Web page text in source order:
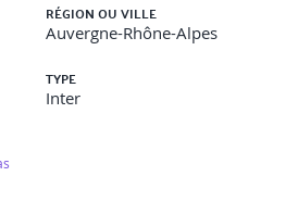
RÉGION OU VILLE
Auvergne-Rhône-Alpes
TYPE
Inter